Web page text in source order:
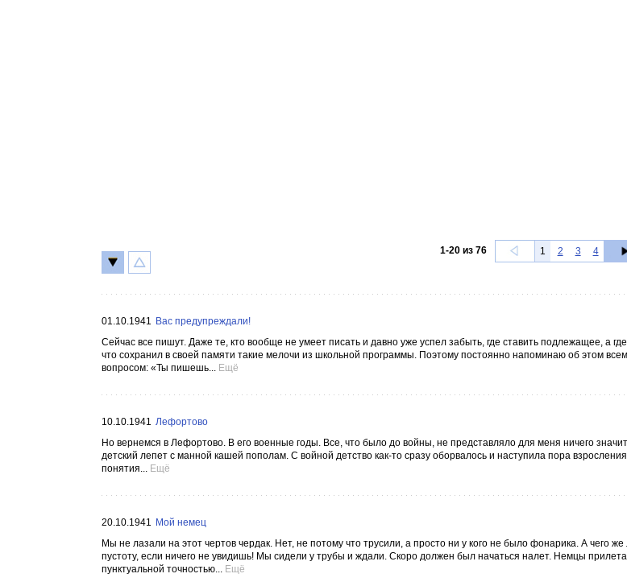
1-20из 76 1 2 3 4
01.10.1941 Вас предупреждали!
Сейчас все пишут. Даже те, кто вообще не умеет писать и давно уже успел забыть, где ставить подлежащее, а
что сохранил в своей памяти такие мелочи из школьной программы. Поэтому постоянно напоминаю об этом
вопросом: «Ты пишешь... Ещё
10.10.1941 Лефортово
Но вернемся в Лефортово. В его военные годы. Все, что было до войны, не представляло для меня ничего
детский лепет с манной кашей пополам. С войной детство как-то сразу оборвалось и наступила пора
понятия... Ещё
20.10.1941 Мой немец
Мы не лазали на этот чертов чердак. Нет, не потому что трусили, а просто ни у кого не было фонарика. А чего
пустоту, если ничего не увидишь! Мы сидели у трубы и ждали. Скоро должен был начаться налет. Немцы
пунктуальной точностью... Ещё